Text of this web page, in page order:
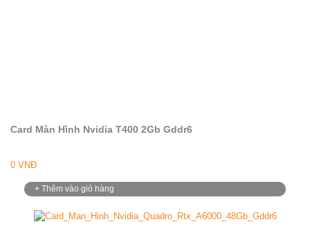
Card Màn Hình Nvidia T400 2Gb Gddr6
0 VNĐ
+ Thêm vào giỏ hàng